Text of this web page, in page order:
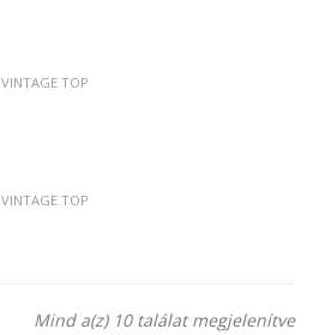
VINTAGE TOP
VINTAGE TOP
Mind a(z) 10 találat megjelenítve